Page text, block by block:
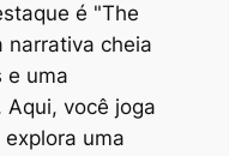
é "The
narrativa cheia
e uma
você joga
uma